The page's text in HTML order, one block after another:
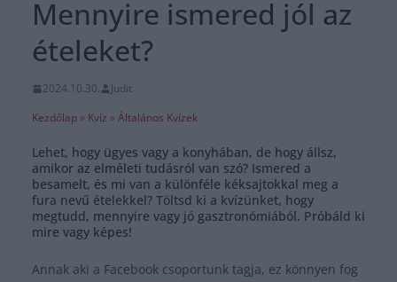
Mennyire ismered jól az
ételeket?
2024.10.30.
Judit
Kezdőlap » Kvíz » Általános Kvízek
Lehet, hogy ügyes vagy a konyhában, de hogy állsz,
amikor az elméleti tudásról van szó? Ismered a
besamelt, és mi van a különféle kéksajtokkal meg a
fura nevű ételekkel? Töltsd ki a kvízünket, hogy
megtudd, mennyire vagy jó gasztronómiából. Próbáld ki
mire vagy képes!
Annak aki a Facebook csoportunk tagja, ez könnyen fog